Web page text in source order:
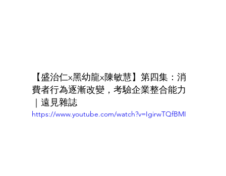
【盛治仁x黑幼龍x陳敏慧】第四集：消
費者行為逐漸改變，考驗企業整合能力
｜遠見雜誌
https://www.youtube.com/watch?v=IgirwTQfBMI